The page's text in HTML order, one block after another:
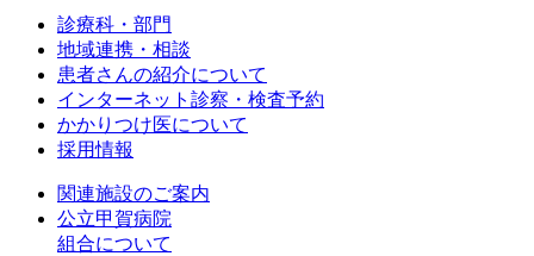
診療科・部門
地域連携・相談
患者さんの紹介について
インターネット診察・検査予約
かかりつけ医について
採用情報
関連施設のご案内
公立甲賀病院
組合について